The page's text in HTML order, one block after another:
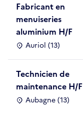
Fabricant en
menuiseries
aluminium H/F
Auriol (13)
Technicien de
maintenance H/F
Aubagne (13)